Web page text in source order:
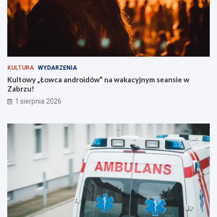
u
ż
z
i
e
m
!
KULTURA WYDARZENIA
Kultowy „Łowca androidów” na wakacyjnym seansie w
Zabrzu!
1 sierpnia 2026